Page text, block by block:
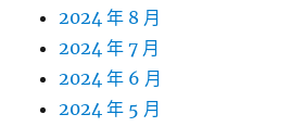
2024 年 8 月
2024 年 7 月
2024 年 6 月
2024 年 5 月